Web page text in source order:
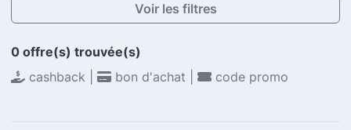
Voir les filtres
0 offre(s) trouvée(s)
cashback |
bon d'achat | code promo